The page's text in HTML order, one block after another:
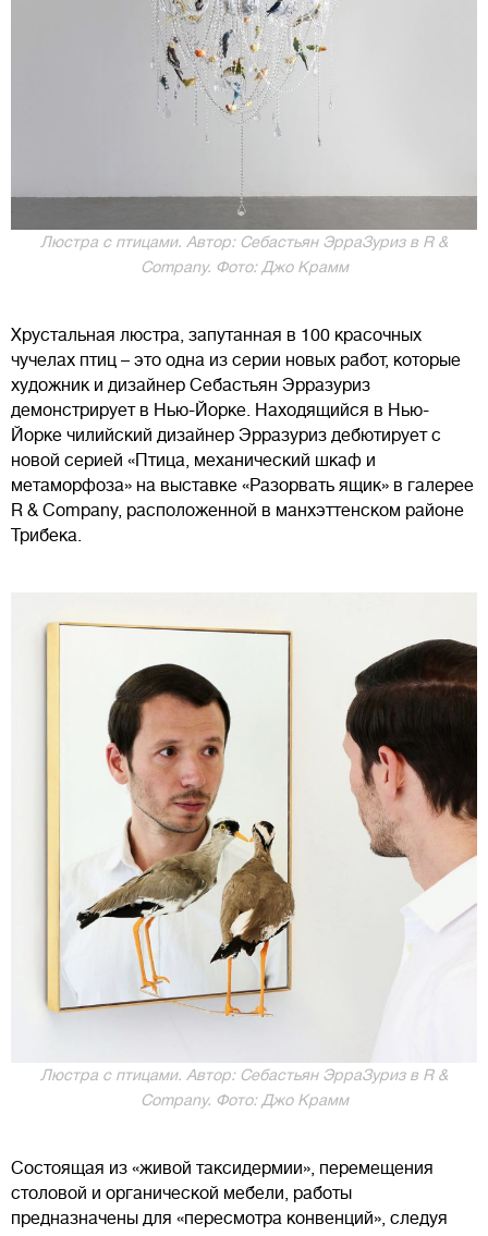
Люстра с птицами. Автор: Себастьян ЭрраЗуриз в R &
Company. Фото: Джо Крамм
Хрустальная люстра, запутанная в 100 красочных
чучелах птиц – это одна из серии новых работ, которые
художник и дизайнер Себастьян Эрразуриз
демонстрирует в Нью-Йорке. Находящийся в Нью-
Йорке чилийский дизайнер Эрразуриз дебютирует с
новой серией «Птица, механический шкаф и
метаморфоза» на выставке «Разорвать ящик» в галерее
R & Company, расположенной в манхэттенском районе
Трибека.
Люстра с птицами. Автор: Себастьян ЭрраЗуриз в R &
Company. Фото: Джо Крамм
Состоящая из «живой таксидермии», перемещения
столовой и органической мебели, работы
предназначены для «пересмотра конвенций», следуя